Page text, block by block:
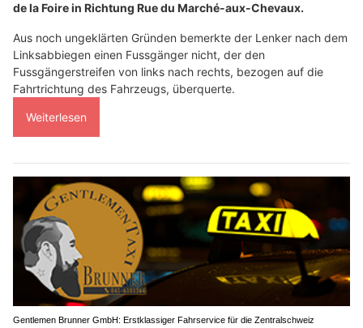
de la Foire in Richtung Rue du Marché-aux-Chevaux.
Aus noch ungeklärten Gründen bemerkte der Lenker nach dem
Linksabbiegen einen Fussgänger nicht, der den
Fussgängerstreifen von links nach rechts, bezogen auf die
Fahrtrichtung des Fahrzeugs, überquerte.
Weiterlesen
Gentlemen Brunner GmbH: Erstklassiger Fahrservice für die Zentralschweiz